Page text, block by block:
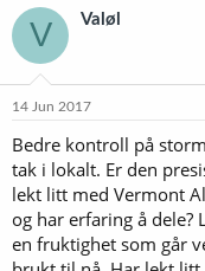
V Valøl
14 Jun 2017
Bedre kontroll på
tak i lokalt. Er den
lekt litt med Vermont
og har erfaring å
en fruktighet som går